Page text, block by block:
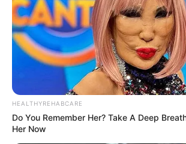
(foto: instagram/
HEALTHYREHABCARE
Do You Remember Her? Take A Deep
Her Now